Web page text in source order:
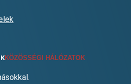
KÖZÖSSÉGI HÁLÓZATOK